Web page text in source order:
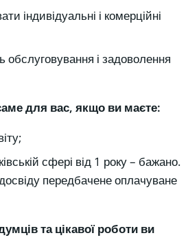
індивідуальні і комерційні
обслуговування і задоволення
для вас, якщо ви маєте:
сфері від 1 року – бажано.
передбачене оплачуване
та цікавої роботи ви